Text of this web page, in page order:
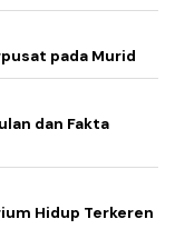
pada Murid
dan Fakta
Hidup Terkeren